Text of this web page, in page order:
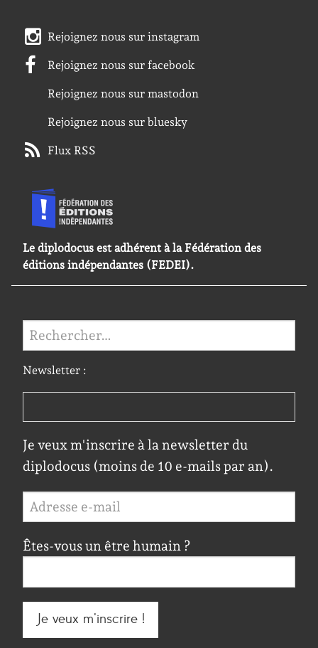
Rejoignez nous sur instagram
Rejoignez nous sur facebook
Rejoignez nous sur mastodon
Rejoignez nous sur bluesky
Flux RSS
Le diplodocus est adhérent à la Fédération des
éditions indépendantes (FEDEI).
Rechercher :
Newsletter :
Je veux m'inscrire à la newsletter du
diplodocus (moins de 10 e-mails par an).
Êtes-vous un être humain ?